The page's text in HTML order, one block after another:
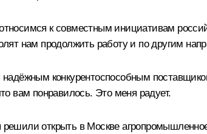
к совместным инициативам
нам продолжить работу и по другим
надёжным конкурентоспособным
вам понравилось. Это меня радует.
открыть в Москве